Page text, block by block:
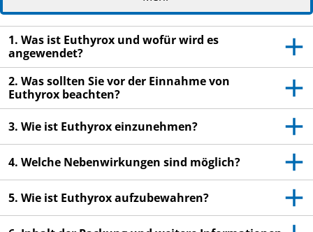
Euthyrox 125 Mikrogramm Tabletten
Euthyrox 137 Mikrogramm Tabletten
Euthyrox 150 Mikrogramm Tabletten
Euthyrox 175 Mikrogramm Tabletten
Euthyrox 200 Mikrogramm Tabletten
Levothyroxin-Natrium
Lesen Sie die gesamte Packungsbeilage sorgfältig
durch, bevor Sie mit der Einnahme dieses
Arzneimittels beginnen, denn sie enthält wichtige
Informationen.
Heben Sie die Packungsbeilage auf. Vielleicht
1. Was ist Euthyrox und wofür wird es
angewendet?
2. Was sollten Sie vor der Einnahme von
Euthyrox beachten?
3. Wie ist Euthyrox einzunehmen?
4. Welche Nebenwirkungen sind möglich?
5. Wie ist Euthyrox aufzubewahren?